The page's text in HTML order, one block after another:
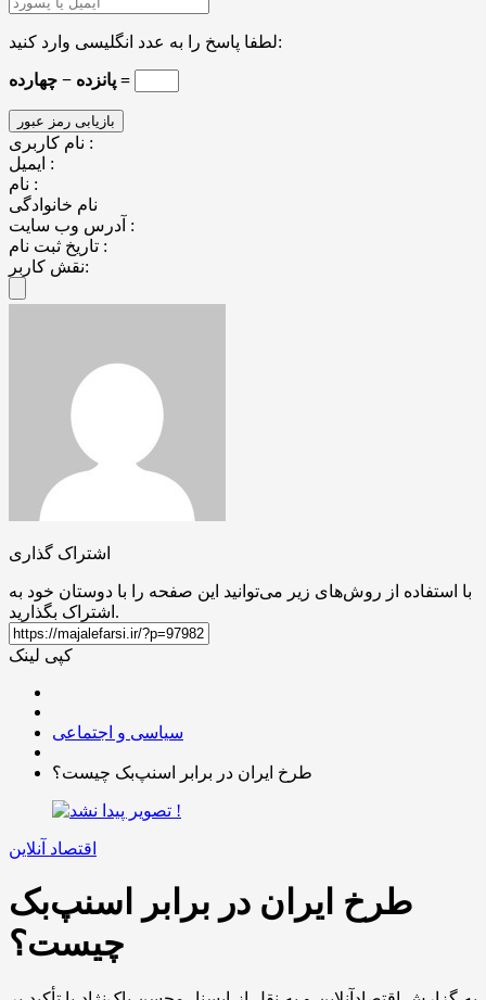
لطفا پاسخ را به عدد انگلیسی وارد کنید:
پانزده − چهارده =
نام کاربری :
ایمیل :
نام :
نام خانوادگی
آدرس وب سایت :
تاریخ ثبت نام :
نقش کاربر:
اشتراک گذاری
با استفاده از روش‌های زیر می‌توانید این صفحه را با دوستان خود به
اشتراک بگذارید.
کپی لینک
سیاسی و اجتماعی
طرخ ایران در برابر اسنپ‌بک چیست؟
اقتصاد آنلاین
طرخ ایران در برابر اسنپ‌بک
چیست؟